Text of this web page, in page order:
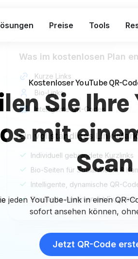
Preise Tools
Was im kostenlosen Plan
Kurze Links
Bio-Links
Intelligente QR-Codes
Ein vollständiges Link-
Individuell gebrandete Kurzlinks
Bio-Seiten für Social Media &
Intelligente, dynamische QR-
Erweiterte Analysen mit
Kostenloser YouTube QR-
Sie Ihre
mit
Scan
jeden YouTube-Link in einen QR-
sofort ansehen können,
Jetzt QR-Code